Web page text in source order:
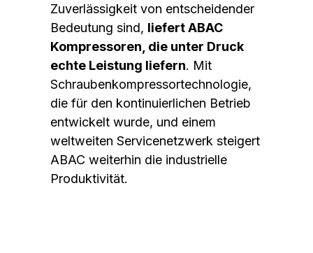
Zuverlässigkeit von entscheidender
Bedeutung sind, liefert ABAC
Kompressoren, die unter Druck
echte Leistung liefern. Mit
Schraubenkompressortechnologie,
die für den kontinuierlichen Betrieb
entwickelt wurde, und einem
weltweiten Servicenetzwerk steigert
ABAC weiterhin die industrielle
Produktivität.